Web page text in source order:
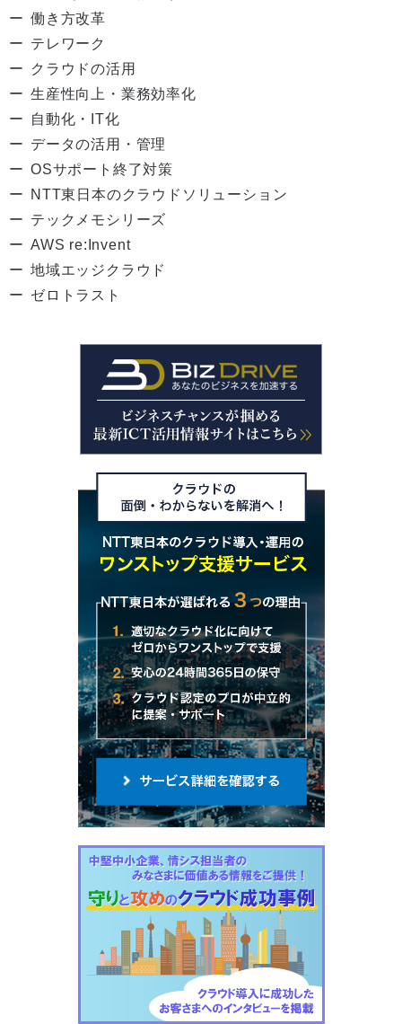
働き方改革
テレワーク
クラウドの活用
生産性向上・業務効率化
自動化・IT化
データの活用・管理
OSサポート終了対策
NTT東日本のクラウドソリューション
テックメモシリーズ
AWS re:Invent
地域エッジクラウド
ゼロトラスト